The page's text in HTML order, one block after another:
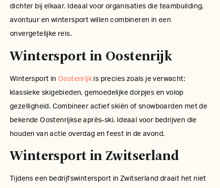
dichter bij elkaar. Ideaal voor organisaties die teambuilding,
avontuur en wintersport willen combineren in een
onvergetelijke reis.
Wintersport in Oostenrijk
Wintersport inOostenrijk is precies zoals je verwacht:
klassieke skigebieden, gemoedelijke dorpjes en volop
gezelligheid. Combineer actief skiën of snowboarden met de
bekende Oostenrijkse après-ski. Ideaal voor bedrijven die
houden van actie overdag en feest in de avond.
Wintersport in Zwitserland
Tijdens een bedrijfswintersport in Zwitserland draait het niet